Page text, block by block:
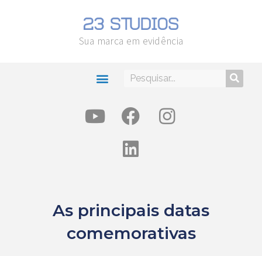
Sua marca em evidência
As principais datas
comemorativas